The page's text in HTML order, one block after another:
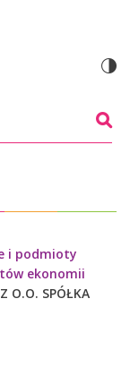
i podmioty
ekonomii
O.O. SPÓŁKA